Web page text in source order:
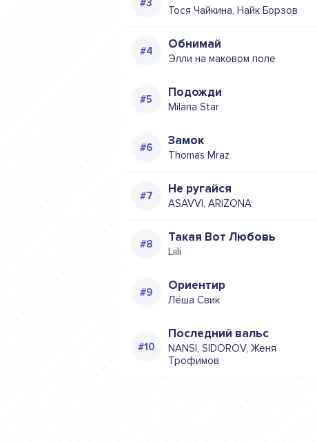
Тося Чайкина, Найк Борзов
Обнимай
Элли на маковом поле
Подожди
Milana Star
Замок
Thomas Mraz
Не ругайся
ASAVVI, ARIZONA
Такая Вот Любовь
Liili
Ориентир
Лёша Свик
Последний вальс
NANSI, SIDOROV, Женя
Трофимов